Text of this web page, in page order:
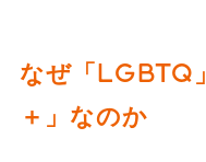
なぜ「LGBTQ
＋」なのか